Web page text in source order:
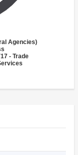
Agencies)
- Trade